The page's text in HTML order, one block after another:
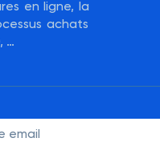
en ligne, la
achats
…